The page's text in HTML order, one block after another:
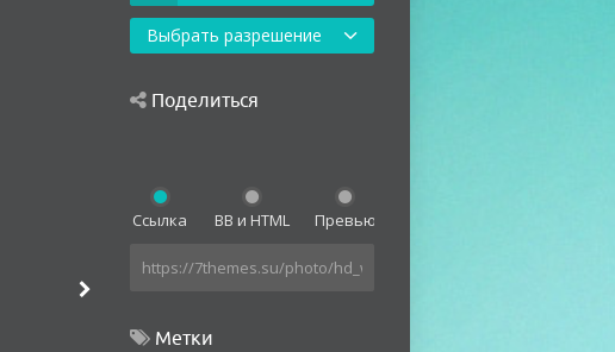
Выбрать разрешение
Поделиться
Ссылка BB и HTML Превью
Метки